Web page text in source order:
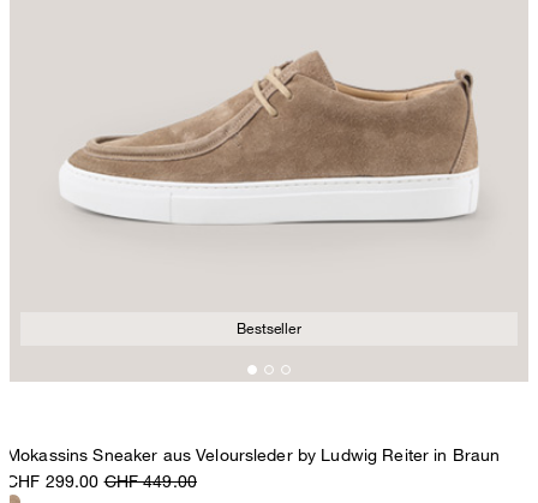
Bestseller
Mokassins Sneaker aus Veloursleder by Ludwig Reiter in Braun
CHF 299.00 CHF 449.00